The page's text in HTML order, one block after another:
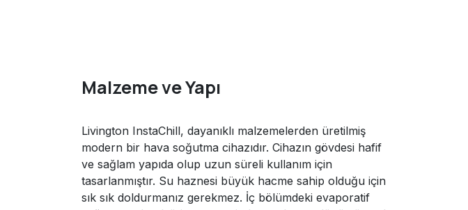
Malzeme ve Yapı
Livington InstaChill, dayanıklı malzemelerden üretilmiş
modern bir hava soğutma cihazıdır. Cihazın gövdesi hafif
ve sağlam yapıda olup uzun süreli kullanım için
tasarlanmıştır. Su haznesi büyük hacme sahip olduğu için
sık sık doldurmanız gerekmez. İç bölümdeki evaporatif